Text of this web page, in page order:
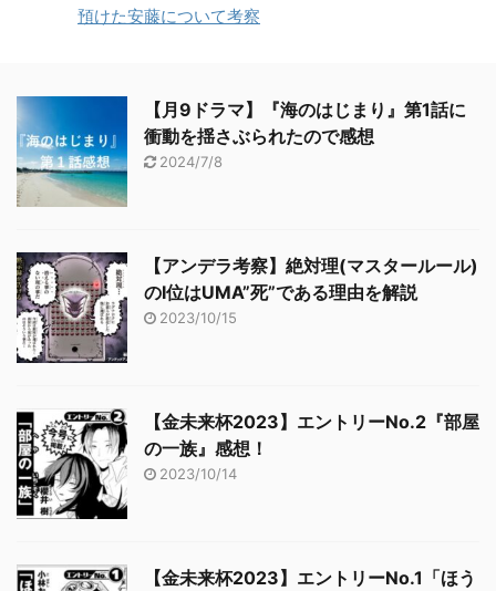
預けた安藤について考察
【月9ドラマ】『海のはじまり』第1話に
衝動を揺さぶられたので感想
2024/7/8
【アンデラ考察】絶対理(マスタールール)
のⅠ位はUMA”死”である理由を解説
2023/10/15
【金未来杯2023】エントリーNo.2『部屋
の一族』感想！
2023/10/14
【金未来杯2023】エントリーNo.1「ほう